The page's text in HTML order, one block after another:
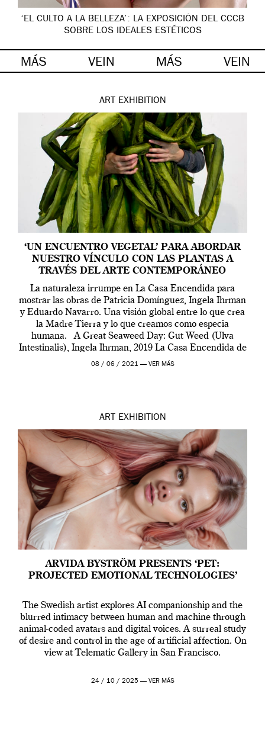
‘EL CULTO A LA BELLEZA’: LA EXPOSICIÓN DEL CCCB
SOBRE LOS IDEALES ESTÉTICOS
MÁS VEIN MÁS VEIN
ART EXHIBITION
‘UN ENCUENTRO VEGETAL’ PARA ABORDAR
NUESTRO VÍNCULO CON LAS PLANTAS A
TRAVÉS DEL ARTE CONTEMPORÁNEO
La naturaleza irrumpe en La Casa Encendida para
mostrar las obras de Patricia Domínguez, Ingela Ihrman
y Eduardo Navarro. Una visión global entre lo que crea
la Madre Tierra y lo que creamos como especia
humana. A Great Seaweed Day: Gut Weed (Ulva
Intestinalis), Ingela Ihrman, 2019 La Casa Encendida de
Madrid y la Wellcome […]
08 / 06 / 2021 — VER MÁS
ART EXHIBITION
ARVIDA BYSTRÖM PRESENTS ‘PET:
PROJECTED EMOTIONAL TECHNOLOGIES’
The Swedish artist explores AI companionship and the
blurred intimacy between human and machine through
animal-coded avatars and digital voices. A surreal study
of desire and control in the age of artificial affection. On
view at Telematic Gallery in San Francisco.
24 / 10 / 2025 — VER MÁS